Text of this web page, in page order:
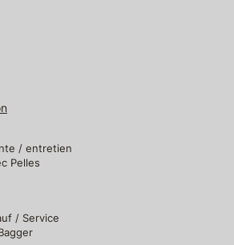
/ entretien
Pelles
/ Service